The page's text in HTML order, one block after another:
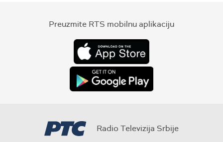
Preuzmite RTS mobilnu aplikaciju
Radio Televizija Srbije